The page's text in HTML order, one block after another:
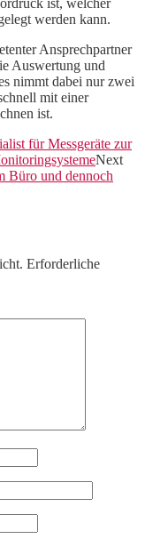
ist, welcher
werden kann.
Ansprechpartner
Auswertung und
nimmt dabei nur zwei
mit einer
ist.
für Messgeräte zur
Next
Büro und dennoch
Erforderliche